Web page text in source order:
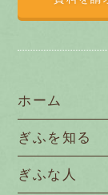
ホーム
ぎふを知る
ぎふな人